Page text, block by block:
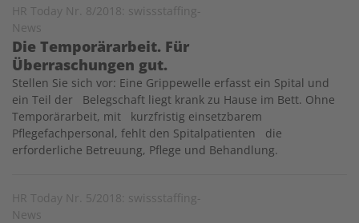
HR Today Nr. 8/2018: swissstaffing-
News
Die Temporärarbeit. Für
Überraschungen gut.
Stellen Sie sich vor: Eine Grippewelle erfasst ein Spital und
ein Teil der Belegschaft liegt krank zu Hause im Bett. Ohne
Temporärarbeit, mit kurzfristig einsetzbarem
Pflegefachpersonal, fehlt den Spitalpatienten die
erforderliche Betreuung, Pflege und Behandlung.
HR Today Nr. 5/2018: swissstaffing-
News